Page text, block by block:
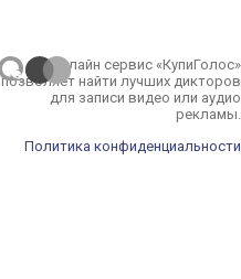
Онлайн сервис «КупиГолос»
позволяет найти лучших дикторов
для записи видео или аудио
рекламы.
Политика конфиденциальности